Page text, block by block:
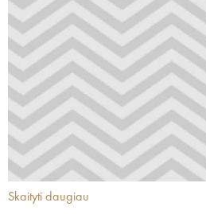
Skaityti daugiau